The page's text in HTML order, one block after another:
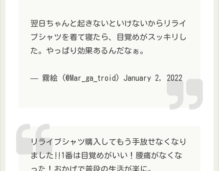
翌日ちゃんと起きないといけないからリライ
ブシャツを着て寝たら、目覚めがスッキリし
た。やっぱり効果あるんだなぁ。
— 霧絵 (@Mar_ga_troid) January 2, 2022
リライブシャツ購入してもう手放せなくなり
ました‼️1番は目覚めがいい！腰痛がなくな
った！おかげで普段の生活が楽に。